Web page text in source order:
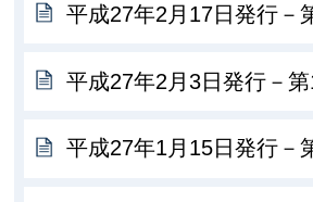
平成27年2月17日発行－
平成27年2月3日発行－第
平成27年1月15日発行－